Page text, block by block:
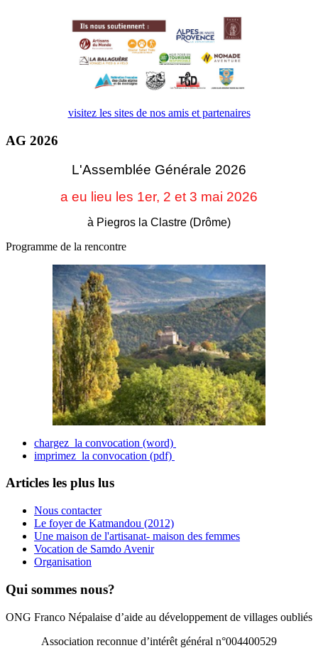
visitez les sites de nos amis et partenaires
AG 2026
L'Assemblée Générale 2026
a eu lieu les 1er, 2 et 3 mai 2026
à Piegros la Clastre (Drôme)
Programme de la rencontre
chargez la convocation (word)
imprimez la convocation (pdf)
Articles les plus lus
Nous contacter
Le foyer de Katmandou (2012)
Une maison de l'artisanat- maison des femmes
Vocation de Samdo Avenir
Organisation
Qui sommes nous?
ONG Franco Népalaise d’aide au développement de villages oubliés
Association reconnue d’intérêt général n°004400529